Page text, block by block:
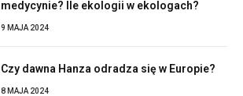
medycynie? Ile ekologii w ekologach?
9 MAJA 2024
Czy dawna Hanza odradza się w Europie?
8 MAJA 2024